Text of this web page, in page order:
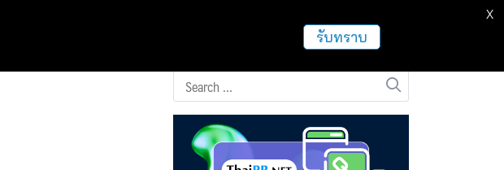
ฝากข่าวประชาสัมพันธ์
รับทราบ
X